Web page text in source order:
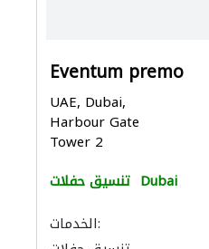
Eventum premo
UAE, Dubai,
Harbour Gate
Tower 2
تنسيق حفلات Dubai
الخدمات: